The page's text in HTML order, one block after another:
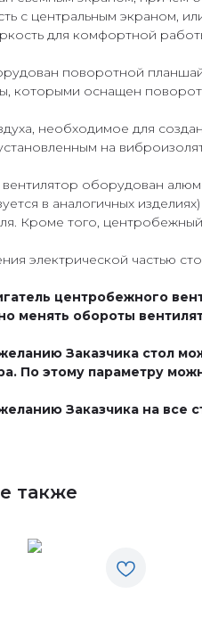
с центральным экраном,
для комфортной
поворотной
которыми оснащен
необходимое для
на
оборудован
в аналогичных
Кроме того,
электрической частью
центробежного
менять обороты
Заказчика стол
По этому параметру
Заказчика на все
также